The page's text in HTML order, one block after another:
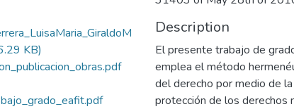
KB)
Description
El presente trabajo de
emplea el método
del derecho por medio de
protección de los derechos